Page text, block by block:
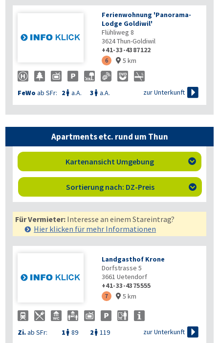
Ferienwohnung 'Panorama-
Lodge Goldiwil'
Flühliweg 8
3624Thun-Goldiwil
+41-33-4387122
6  5 km
FeWo ab SFr: 2  a.A. 3  a.A. zur Unterkunft 
Apartments etc. rund um Thun
Kartenansicht Umgebung 
Sortierung nach: DZ-Preis 
Für Vermieter: Interesse an einem Stareintrag?
Hier klicken für mehr Informationen
Landgasthof Krone
Dorfstrasse 5
3661 Uetendorf
+41-33-4375555
7  5 km
Zi.ab SFr: 1  89 2  119 zur Unterkunft 